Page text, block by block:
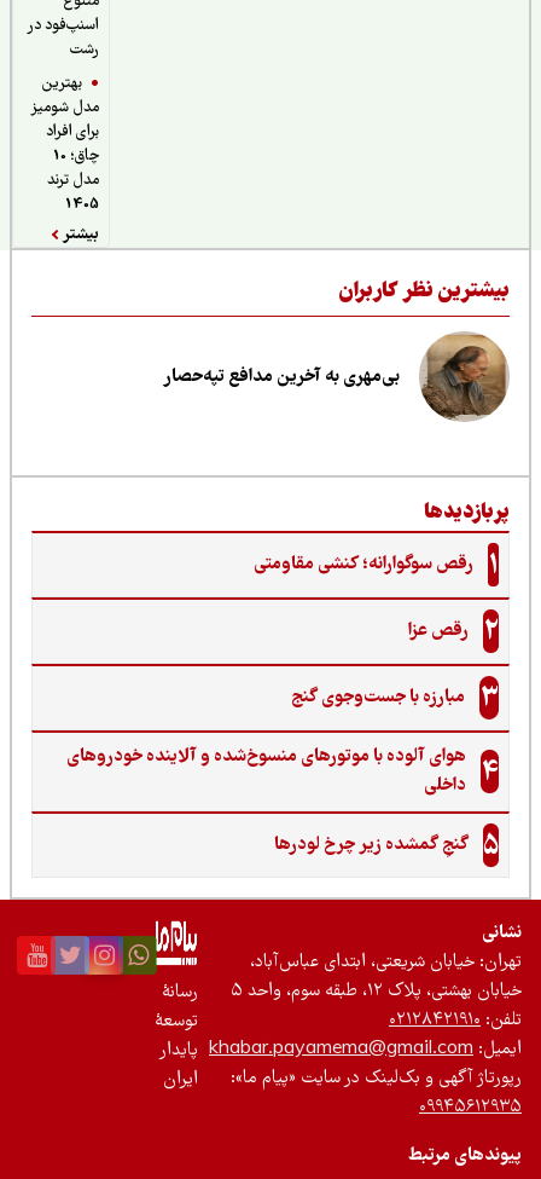
اسنپ‌فود در
بهترین
مدل شومیز
برای افراد
چاق؛ 10
مدل ترند
نظر کاربران
بی‌مهری به آخرین مدافع تپه‌حصار
رقص سوگوارانه؛ کنشی مقاومتی
رقص عزا
مبارزه با جست‌وجوی گنج‌
هوای آلوده با موتورهای منسوخ‌شده و آلاینده خودروهای
داخلی
گنجِ گمشده زیر چرخ لودرها
خیابان شریعتی، ابتدای عباس‌آباد،
بهشتی، پلاک ۱۲، طبقه سوم، واحد ۵
۰۲۱۲۸۴۲۱۹۱۰
khabar.payamema@gmail.com
آگهی و بک‌لینک در سایت «پیام ما»:
مرتبط
رسانۀ
توسعۀ
پایدار
ایران